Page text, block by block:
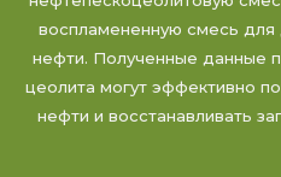
воспламененную смесь
нефти. Полученные данные
цеолита могут эффективно
нефти и восстанавливать